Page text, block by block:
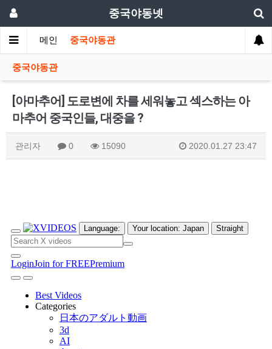
중국야동넷
메인 중국야동관
중국야동관
[아마추어] 도로변에 차를 세워놓고 섹스하는 아
마추어 중국인들, 대중을 ?
관리자 0 15090 2020.01.27 23:47